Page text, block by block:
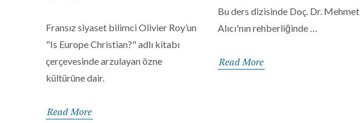
Fransız siyaset bilimci Olivier Roy’un
"Is Europe Christian?" adlı kitabı
çerçevesinde arzulayan özne
kültürüne dair.
Read More
Bu ders dizisinde Doç. Dr. Mehmet
Alıcı'nın rehberliğinde …
Read More